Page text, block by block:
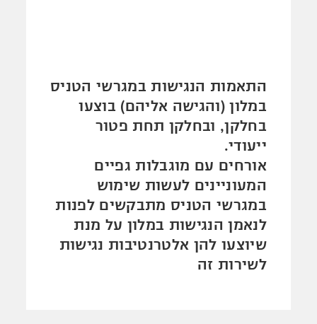
התאמות הנגישות במגרשי הטניס
במלון (והגישה אליהם) בוצעו
בחלקן, ובחלקן תחת פטור
ייעודי.
אורחים עם מוגבלות גפיים
המעוניינים לעשות שימוש
במגרשי הטניס מתבקשים לפנות
לנאמן הנגישות במלון על מנת
שיוצעו להן אלטרנטיבות נגישות
לשירות זה